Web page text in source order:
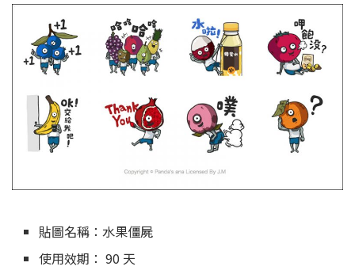
貼圖名稱：水果僵屍
使用效期： 90 天